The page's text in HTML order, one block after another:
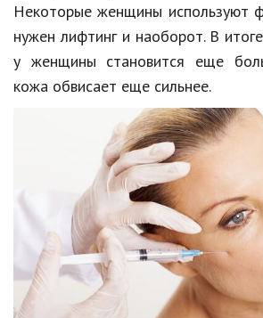
Некоторые женщины используют
нужен лифтинг и наоборот. В
у женщины становится еще
кожа обвисает еще сильнее.